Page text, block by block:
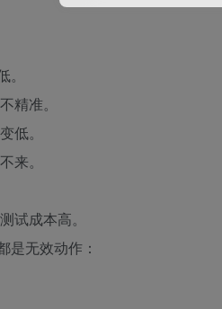
精准。
低。
来。
试成本高。
是无效动作：